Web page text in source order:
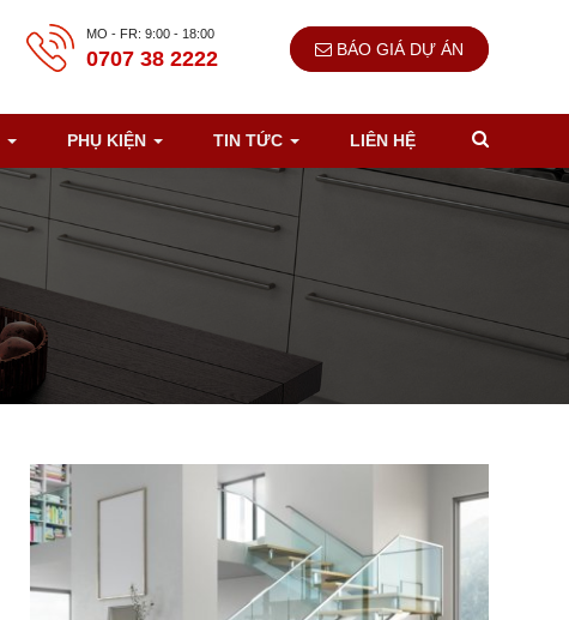
MO - FR: 9:00 - 18:00
0707 38 2222 BÁO GIÁ DỰ ÁN
PHỤ KIỆN TIN TỨC LIÊN HỆ